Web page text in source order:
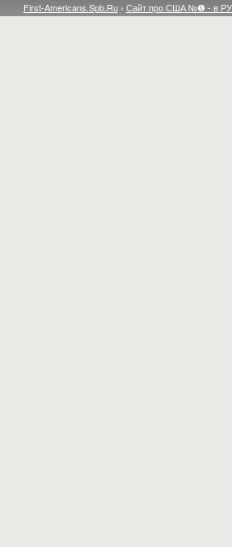
First-Americans.Spb.Ru› Сайт про США №❶ - в